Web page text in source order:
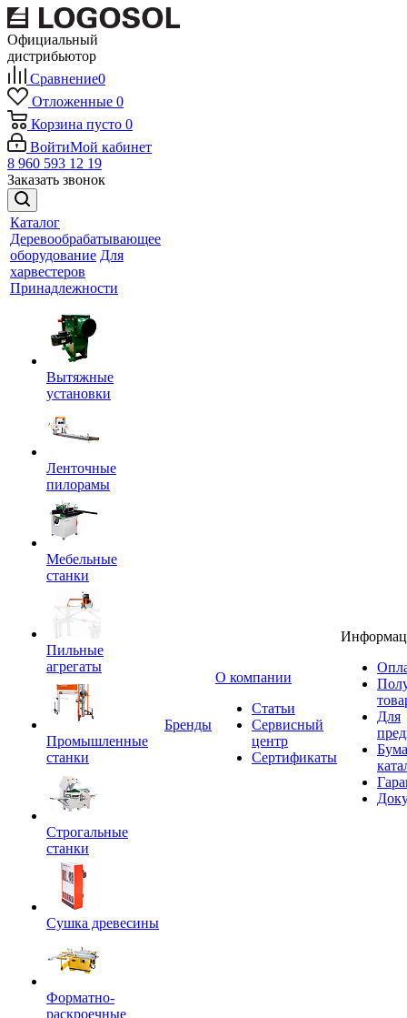
Официальный
дистрибьютор
Сравнение0
Отложенные 0
Корзина пусто 0
ВойтиМой кабинет
8 960 593 12 19
Заказать звонок
Каталог
Деревообрабатывающее
оборудование Для
харвестеров
Принадлежности
Вытяжные
установки
Ленточные
пилорамы
Мебельные
станки
Пильные
агрегаты
Промышленные
станки
Строгальные
станки
Сушка древесины
Форматно-
раскроечные
Бренды
O компании
Статьи
Сервисный
центр
Сертификаты
Для